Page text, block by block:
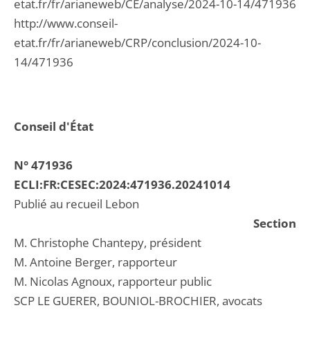
Conseil d'État
N° 471936
ECLI:FR:CESEC:2024:471936.20241014
Publié au recueil Lebon
Section
M. Christophe Chantepy, président
M. Antoine Berger, rapporteur
M. Nicolas Agnoux, rapporteur public
SCP LE GUERER, BOUNIOL-BROCHIER, avocats
etat.fr/fr/arianeweb/CE/analyse/2024-10-14/471936
http://www.conseil-
etat.fr/fr/arianeweb/CRP/conclusion/2024-10-
14/471936